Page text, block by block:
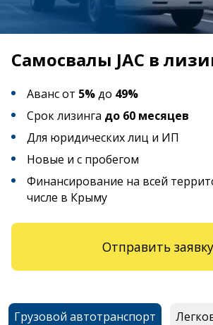
Самосвалы JAC в
Аванс от 5%до 49%
Срок лизинга до 60 месяцев
Для юридических лиц и ИП
Новые и с пробегом
Финансирование на всей
числе в Крыму
Отправить заявку
Грузовой автотранспорт